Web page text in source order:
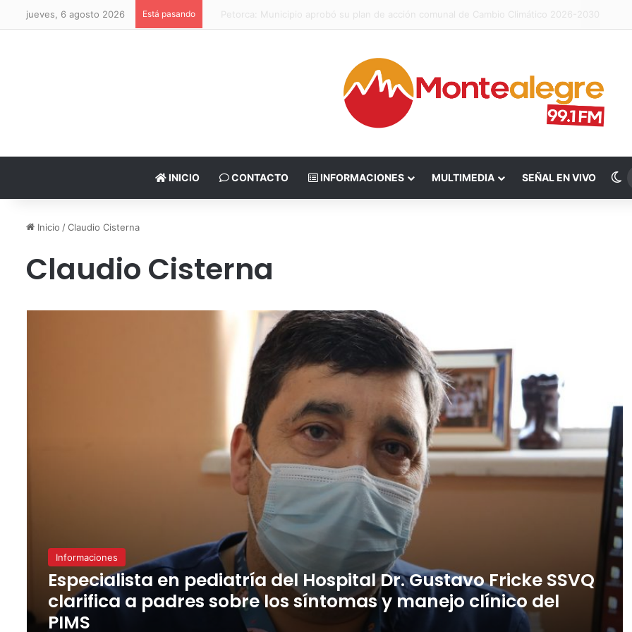
jueves, 6 agosto 2026 Está pasando Papudo: MOP Valparaíso realizó visita inspectiva en el marco del Plan Invernal 2026
INICIO CONTACTO INFORMACIONES MULTIMEDIA SEÑAL EN VIVO
Inicio /Claudio Cisterna
Claudio Cisterna
Informaciones
Especialista en pediatría del Hospital Dr. Gustavo Fricke SSVQ
clarifica a padres sobre los síntomas y manejo clínico del
PIMS